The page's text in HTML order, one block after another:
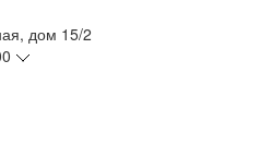
дом 15/2